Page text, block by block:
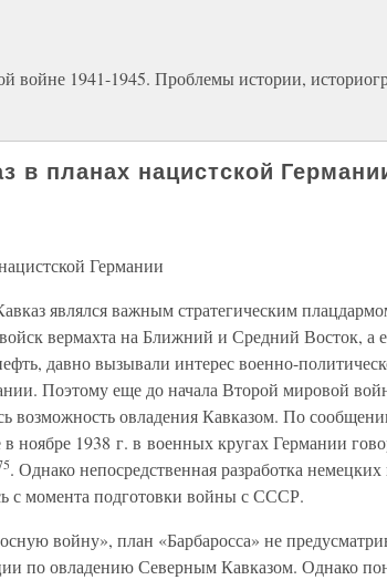
войне 1941-1945. Проблемы истории,
в планах нацистской
Германии
являлся важным стратегическим
вермахта на Ближний и Средний Восток, а
давно вызывали интерес военно-
Поэтому еще до начала Второй мировой
возможность овладения Кавказом. По
ноябре 1938 г. в военных кругах Германии
. Однако непосредственная разработка
с момента подготовки войны с СССР.
войну», план «Барбаросса» не
по овладению Северным Кавказом. Однако